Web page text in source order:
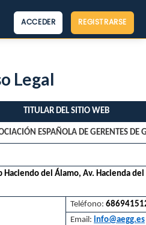
ACCEDER REGISTRARSE
Legal
TITULAR DEL SITIO WEB
ESPAÑOLA DE GERENTES DE
Haciendo del Álamo, Av. Hacienda
Teléfono:
Email: info@aegg.es